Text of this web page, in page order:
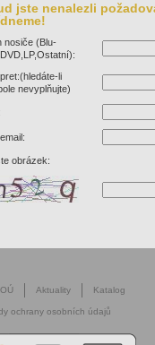
jste nenalezli
nosiče (Blu-
li
nevyplňujte)
obrázek:
Aktuality Katalog
ochrany osobních údajů